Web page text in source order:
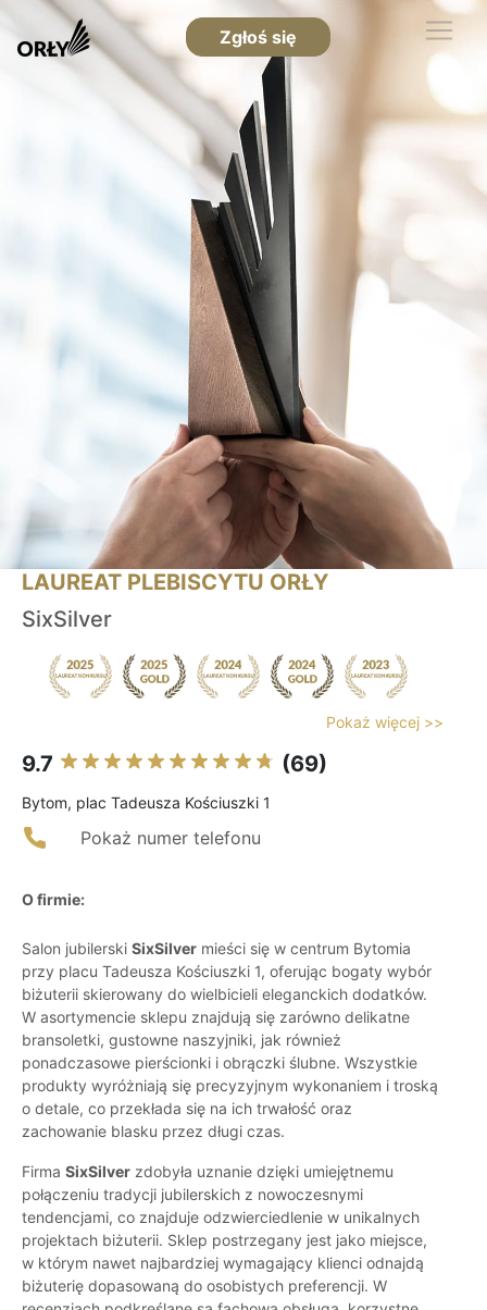
Zgłoś się
LAUREAT PLEBISCYTU ORŁY
SixSilver
Pokaż więcej >>
9.7 (69)
Bytom, plac Tadeusza Kościuszki 1
Pokaż numer telefonu
O firmie:
Salon jubilerski SixSilver mieści się w centrum Bytomia
przy placu Tadeusza Kościuszki 1, oferując bogaty wybór
biżuterii skierowany do wielbicieli eleganckich dodatków.
W asortymencie sklepu znajdują się zarówno delikatne
bransoletki, gustowne naszyjniki, jak również
ponadczasowe pierścionki i obrączki ślubne. Wszystkie
produkty wyróżniają się precyzyjnym wykonaniem i troską
o detale, co przekłada się na ich trwałość oraz
zachowanie blasku przez długi czas.
Firma SixSilver zdobyła uznanie dzięki umiejętnemu
połączeniu tradycji jubilerskich z nowoczesnymi
tendencjami, co znajduje odzwierciedlenie w unikalnych
projektach biżuterii. Sklep postrzegany jest jako miejsce,
w którym nawet najbardziej wymagający klienci odnajdą
biżuterię dopasowaną do osobistych preferencji. W